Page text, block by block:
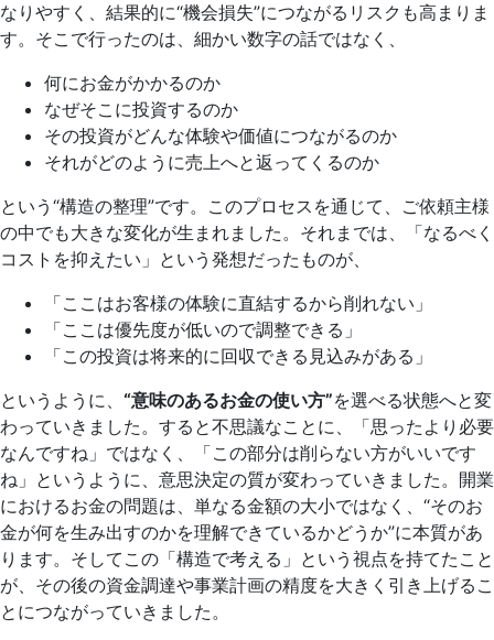
なりやすく、結果的に“機会損失”につながるリスクも高まりま
す。そこで行ったのは、細かい数字の話ではなく、
何にお金がかかるのか
なぜそこに投資するのか
その投資がどんな体験や価値につながるのか
それがどのように売上へと返ってくるのか
という“構造の整理”です。このプロセスを通じて、ご依頼主様
の中でも大きな変化が生まれました。それまでは、「なるべく
コストを抑えたい」という発想だったものが、
「ここはお客様の体験に直結するから削れない」
「ここは優先度が低いので調整できる」
「この投資は将来的に回収できる見込みがある」
というように、 “意味のあるお金の使い方”を選べる状態へと変
わっていきました。すると不思議なことに、「思ったより必要
なんですね」ではなく、「この部分は削らない方がいいです
ね」というように、意思決定の質が変わっていきました。開業
におけるお金の問題は、単なる金額の大小ではなく、“そのお
金が何を生み出すのかを理解できているかどうか”に本質があ
ります。そしてこの「構造で考える」という視点を持てたこと
が、その後の資金調達や事業計画の精度を大きく引き上げるこ
とにつながっていきました。